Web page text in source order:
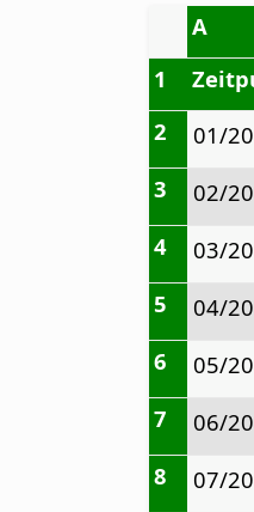
A
1
2
01/
3
02/
4
03/
5
04/
6
05/
7
06/
8
07/